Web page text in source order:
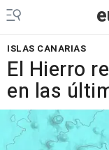
ISLAS CANARIAS
El Hierro
en las